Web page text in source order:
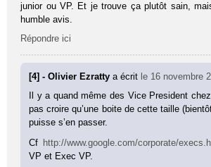
junior ou VP. Et je trouve ça plutôt sain,
humble avis.
Répondre ici
[4] - Olivier Ezrattya écrit le 16 novembre
Il y a quand même des Vice President
pas croire qu’une boite de cette taille
puisse s’en passer.
Cf http://www.google.com/corporate/
VP et Exec VP.